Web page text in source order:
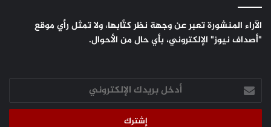
الآراء المنشورة تعبر عن وجهة نظر كتَّابها، ولا تمثل رأي موقع
"أصداف نيوز" الإلكتروني، بأي حال من الأحوال.
أدخل
بريدك
الإلكتروني